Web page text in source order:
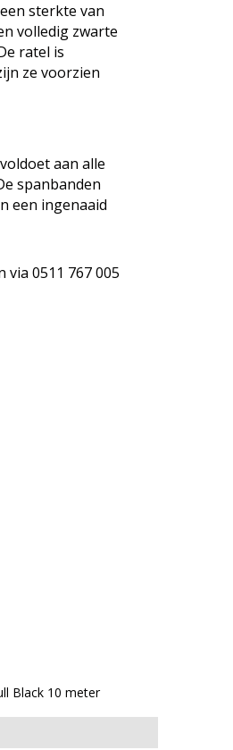
sterkte van
volledig zwarte
ratel is
ze voorzien
aan alle
spanbanden
een ingenaaid
0511 767 005
Black 10 meter